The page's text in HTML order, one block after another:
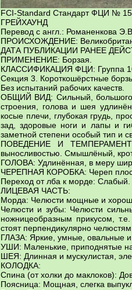
FCI-Standard Стандарт ФЦИ №
ГРЕЙХАУНД
Перевод с англ.: Романенкова
ПРОИСХОЖДЕНИЕ:
ДАТА ПУБЛИКАЦИИ РАНЕЕ
ПРИМЕНЕНИЕ: Борзая.
КЛАССИФИКАЦИЯ ФЦИ: Группа
Секция 3. Короткошёрстные
Без испытаний рабочих качеств.
ОБЩИЙ ВИД: Сильный, большого
строения, голова и шея
косые плечи, глубокая грудь,
зад, здоровые ноги и лапы и
заметной степени особый тип и
ПОВЕДЕНИЕ И ТЕМПЕРАМЕНТ:
выносливостью. Смышлёный,
ГОЛОВА: Удлинённая, в меру
ЧЕРЕПНАЯ КОРОБКА: Череп
Переход от лба к морде: Слабый.
ЛИЦЕВАЯ ЧАСТЬ:
Морда: Челюсти мощные и
Челюсти и зубы: Челюсти
ножницеобразным прикусом,
стоят перпендикулярно
ГЛАЗА: Яркие, умные, овальные
УШИ: Маленькие, приподнятые
ШЕЯ: Длинная и мускулистая,
КОЛОДКА:
Спина (от холки до маклоков):
Поясница: Мощная, слегка